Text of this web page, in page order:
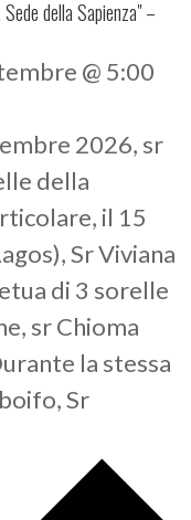
della Sapienza" –
@ 5:00
2026, sr
della
il 15
Sr Viviana
di 3 sorelle
sr Chioma
la stessa
Sr